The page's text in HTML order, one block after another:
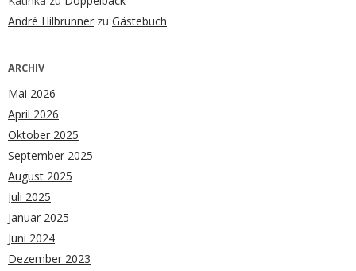
André Hilbrunner zu Gästebuch
ARCHIV
Mai 2026
April 2026
Oktober 2025
September 2025
August 2025
Juli 2025
Januar 2025
Juni 2024
Dezember 2023